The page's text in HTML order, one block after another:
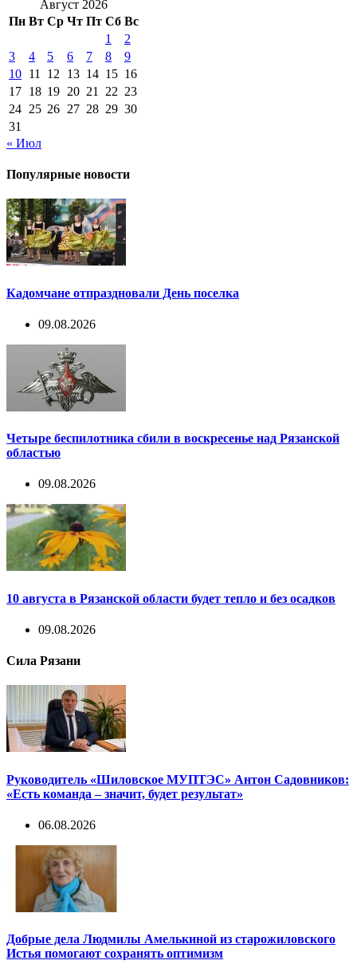
Август 2026
Пн Вт Ср Чт Пт Сб Вс
1
2
3
4 5 6 7 8
9
10 11 12 13 14 15 16
17 18 19 20 21 22 23
24 25 26 27 28 29 30
31
« Июл
Популярные новости
Кадомчане отпраздновали День поселка
09.08.2026
Четыре беспилотника сбили в воскресенье над Рязанской
областью
09.08.2026
10 августа в Рязанской области будет тепло и без осадков
09.08.2026
Сила Рязани
Руководитель «Шиловское МУПТЭС» Антон Садовников:
«Есть команда – значит, будет результат»
06.08.2026
Добрые дела Людмилы Амелькиной из старожиловского
Истья помогают сохранять оптимизм